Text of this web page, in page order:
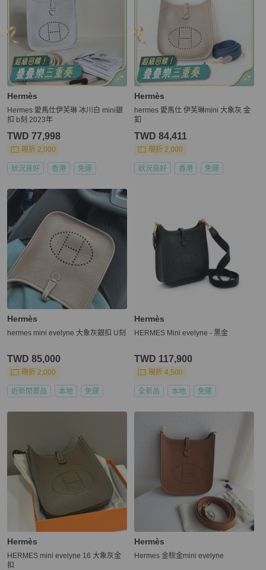
Hermès
Hermes 愛馬仕伊芙琳 冰川白 mini銀
扣 b刻 2023年
TWD 77,998
現折 2,000
狀況良好 香港 免運
Hermès
hermes 愛馬仕 伊芙琳mini 大象灰 金
釦
TWD 84,411
現折 2,000
狀況良好 香港 免運
Hermès
hermes mini evelyne 大象灰銀扣 U刻
TWD 85,000
現折 2,000
近新閒置品 本地 免運
Hermès
HERMES Mini evelyne - 黑金
TWD 117,900
現折 4,500
全新品 本地 免運
Hermès
HERMES mini evelyne 16 大象灰金
扣
Hermès
Hermes 金棕金mini evelyne